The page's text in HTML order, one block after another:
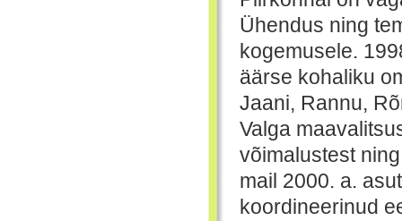
Ühendus ning
kogemusele.
äärse kohaliku
Jaani, Rannu,
Valga
võimalustest
mail 2000. a.
koordineerinud